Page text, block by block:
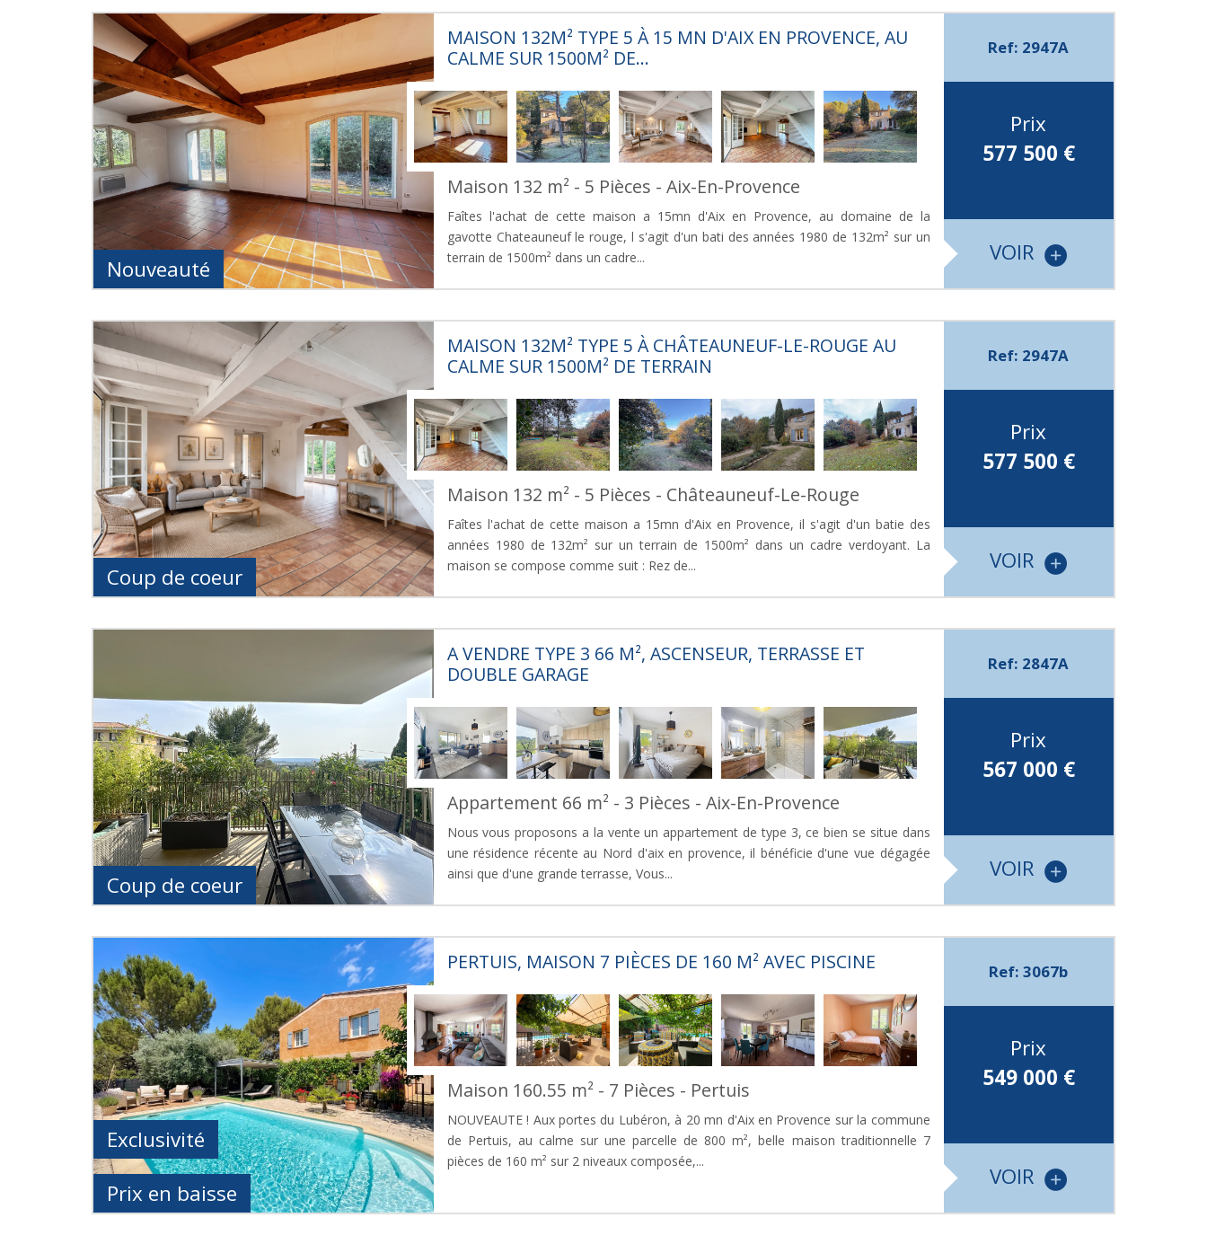
Nouveauté
MAISON 132M² TYPE 5 À 15 MN D'AIX EN PROVENCE, AU
CALME SUR 1500M² DE...
Maison 132 m² - 5 Pièces - Aix-En-Provence
Faîtes l'achat de cette maison a 15mn d'Aix en Provence, au domaine de la
gavotte Chateauneuf le rouge, l s'agit d'un bati des années 1980 de 132m² sur un
terrain de 1500m² dans un cadre...
Ref: 2947A
Prix
577 500 €
VOIR
Coup de coeur
MAISON 132M² TYPE 5 À CHÂTEAUNEUF-LE-ROUGE AU
CALME SUR 1500M² DE TERRAIN
Maison 132 m² - 5 Pièces - Châteauneuf-Le-Rouge
Faîtes l'achat de cette maison a 15mn d'Aix en Provence, il s'agit d'un batie des
années 1980 de 132m² sur un terrain de 1500m² dans un cadre verdoyant. La
maison se compose comme suit : Rez de...
Ref: 2947A
Prix
577 500 €
VOIR
Coup de coeur
A VENDRE TYPE 3 66 M², ASCENSEUR, TERRASSE ET
DOUBLE GARAGE
Appartement 66 m² - 3 Pièces - Aix-En-Provence
Nous vous proposons a la vente un appartement de type 3, ce bien se situe dans
une résidence récente au Nord d'aix en provence, il bénéficie d'une vue dégagée
ainsi que d'une grande terrasse, Vous...
Ref: 2847A
Prix
567 000 €
VOIR
Exclusivité
Prix en baisse
PERTUIS, MAISON 7 PIÈCES DE 160 M² AVEC PISCINE
Maison 160.55 m² - 7 Pièces - Pertuis
NOUVEAUTE ! Aux portes du Lubéron, à 20 mn d'Aix en Provence sur la commune
de Pertuis, au calme sur une parcelle de 800 m², belle maison traditionnelle 7
pièces de 160 m² sur 2 niveaux composée,...
Ref: 3067b
Prix
549 000 €
VOIR